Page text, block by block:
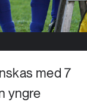
med 7
yngre